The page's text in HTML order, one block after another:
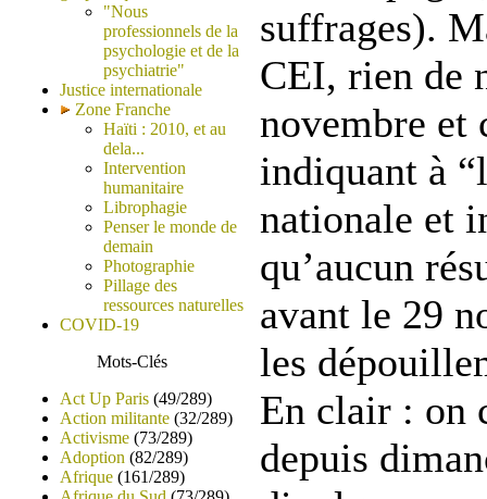
"Nous
professionnels de la
psychologie et de la
psychiatrie"
Justice internationale
Zone Franche
Haïti : 2010, et au
dela...
Intervention
humanitaire
Librophagie
Penser le monde de
demain
Photographie
Pillage des
ressources naturelles
COVID-19
Mots-Clés
Act Up Paris (49/289)
Action militante (32/289)
Activisme (73/289)
Adoption (82/289)
Afrique (161/289)
suffrages).
CEI, rien de
novembre et
indiquant à
nationale et
qu’aucun
avant le 29
les
En clair : on
depuis